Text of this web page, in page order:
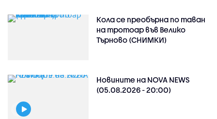
Кола се преобърна по таван
на тротоар във Велико
Търново (СНИМКИ)
Новините на NOVA NEWS
(05.08.2026 - 20:00)